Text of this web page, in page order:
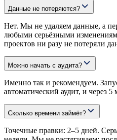
Данные не потеряются?
Нет. Мы не удаляем данные, а
любыми серьёзными
проектов ни разу не потеряли
Можно начать с аудита?
Именно так и рекомендуем.
автоматический аудит, и через 5
Сколько времени займёт?
Точечные правки: 2–5 дней.